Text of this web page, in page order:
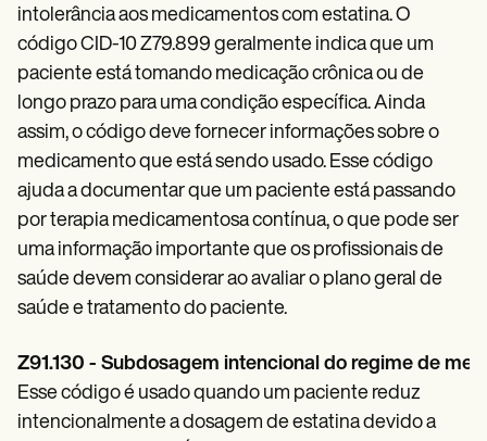
Why Carepatron?
Get started
intolerância aos medicamentos com estatina. O
código CID-10 Z79.899 geralmente indica que um
paciente está tomando medicação crônica ou de
longo prazo para uma condição específica. Ainda
assim, o código deve fornecer informações sobre o
medicamento que está sendo usado. Esse código
ajuda a documentar que um paciente está passando
por terapia medicamentosa contínua, o que pode ser
uma informação importante que os profissionais de
saúde devem considerar ao avaliar o plano geral de
saúde e tratamento do paciente.
Z91.130 - Subdosagem intencional do regime de
Esse código é usado quando um paciente reduz
intencionalmente a dosagem de estatina devido a